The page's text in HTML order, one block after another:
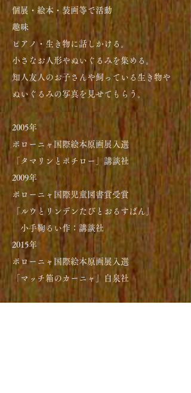
個展・絵本・装画等で活動
趣味
ピアノ・生き物に話しかける。
小さなお人形やぬいぐるみを集める。
知人友人のお子さんや飼っている生き物や
ぬいぐるみの写真を見せてもらう。
2005年
ボローニャ国際絵本原画展入選
「​タマリンとポチロー」講談社
2009年
ボローニャ国際児童図書賞受賞
「ルウとリンデンたびとおるすばん」
小手鞠るい作：講談社
2015年
ボローニャ国際絵本原画展入選
「マッチ箱のカーニャ」白泉社